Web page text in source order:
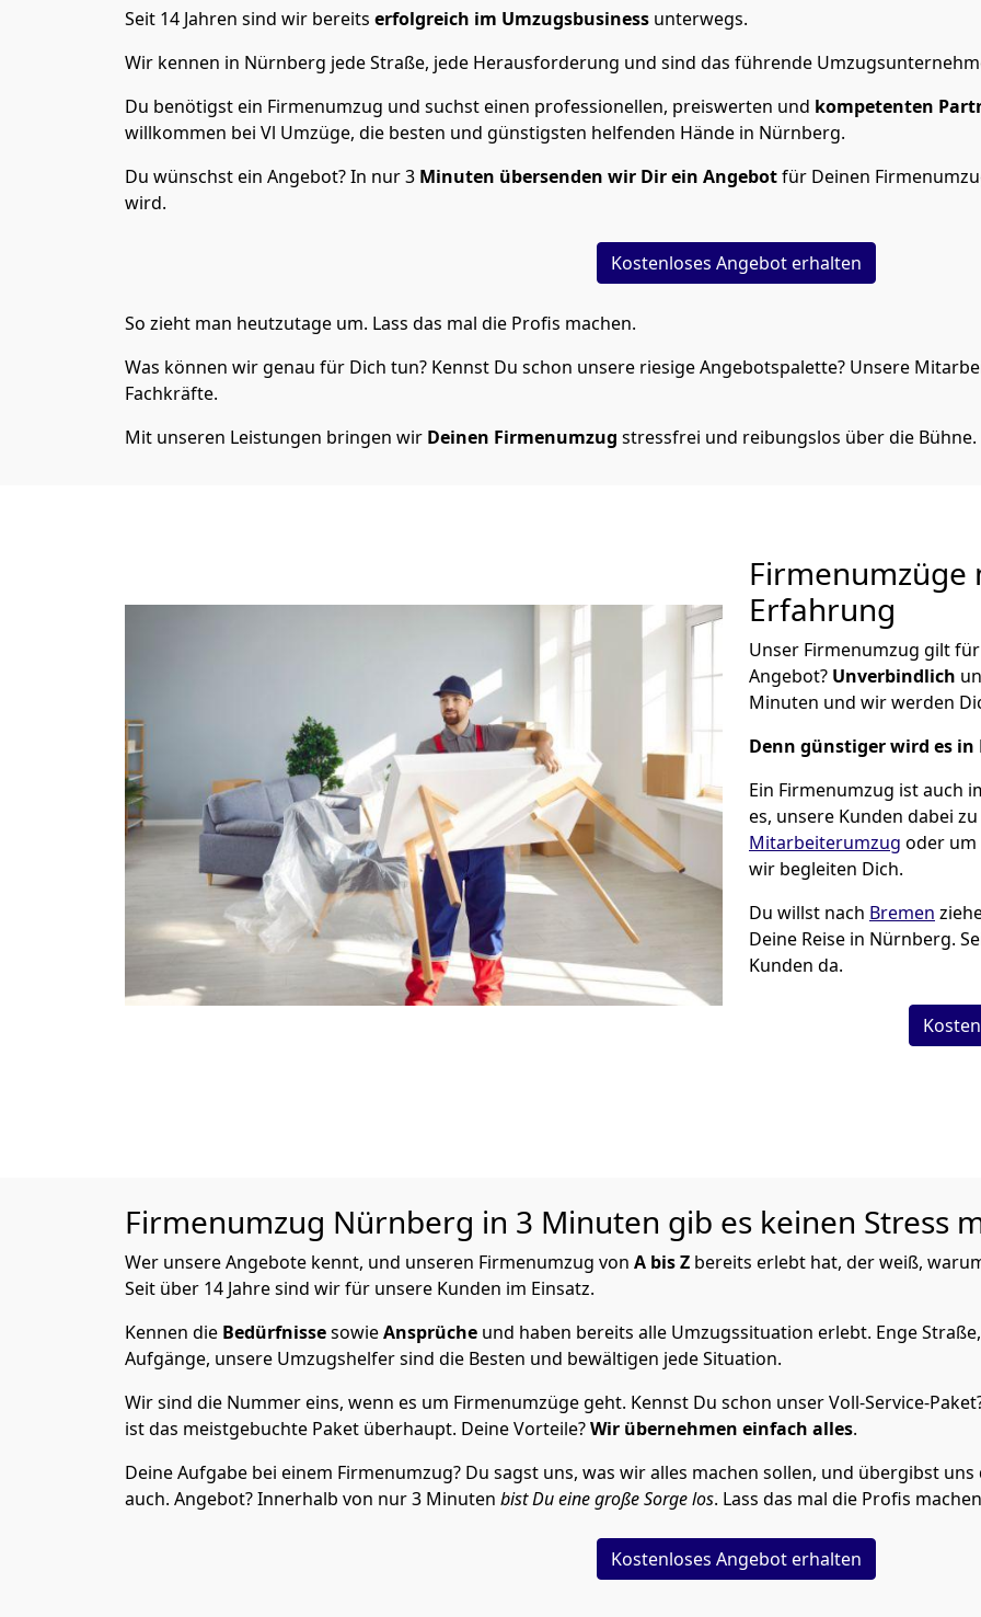
Seit 14 Jahren sind wir bereits erfolgreich im Umzugsbusiness unterwegs.
Wir kennen in Nürnberg jede Straße, jede Herausforderung und sind das führende
Du benötigst ein Firmenumzug und suchst einen professionellen, preiswerten und kompetenten
willkommen bei Vl Umzüge, die besten und günstigsten helfenden Hände in Nürnberg.
Du wünschst ein Angebot? In nur 3 Minuten übersenden wir Dir ein Angebotfür Deinen
wird.
Kostenloses Angebot erhalten
So zieht man heutzutage um. Lass das mal die Profis machen.
Was können wir genau für Dich tun? Kennst Du schon unsere riesige Angebotspalette? Unsere
Fachkräfte.
Mit unseren Leistungen bringen wir Deinen Firmenumzug stressfrei und reibungslos über die Bühne.
Firmenumzüge
Erfahrung
Unser Firmenumzug gilt
Angebot? Unverbindlich
Minuten und wir werden
Denn günstiger wird es
Ein Firmenumzug ist auch
es, unsere Kunden dabei
Mitarbeiterumzug oder um
wir begleiten Dich.
Du willst nach Bremen
Deine Reise in Nürnberg.
Kunden da.
Firmenumzug Nürnberg in 3 Minuten gib es keinen Stress
Wer unsere Angebote kennt, und unseren Firmenumzug von A bis Z bereits erlebt hat, der weiß,
Seit über 14 Jahre sind wir für unsere Kunden im Einsatz.
Kennen die BedürfnissesowieAnsprüche und haben bereits alle Umzugssituation erlebt. Enge
Aufgänge, unsere Umzugshelfer sind die Besten und bewältigen jede Situation.
Wir sind die Nummer eins, wenn es um Firmenumzüge geht. Kennst Du schon unser Voll-Service-
ist das meistgebuchte Paket überhaupt. Deine Vorteile?Wir übernehmen einfach alles.
Deine Aufgabe bei einem Firmenumzug? Du sagst uns, was wir alles machen sollen, und übergibst uns
auch. Angebot? Innerhalb von nur 3 Minuten bist Du eine große Sorge los. Lass das mal die Profis
Kostenloses Angebot erhalten